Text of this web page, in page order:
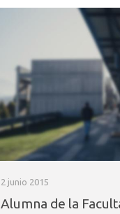
2 junio 2015
Alumna de la